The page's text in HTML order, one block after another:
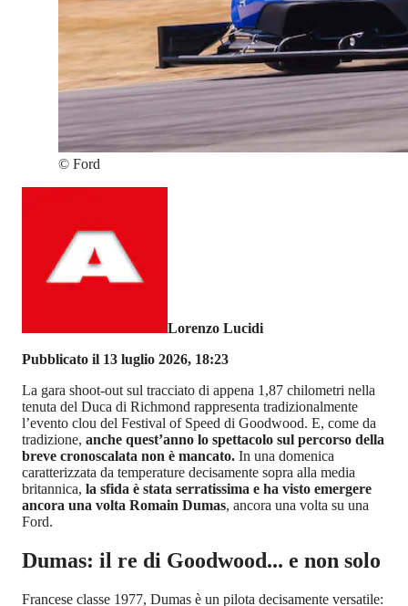
© Ford
Lorenzo Lucidi
Pubblicato il 13 luglio 2026, 18:23
La gara shoot-out sul tracciato di appena 1,87 chilometri nella
tenuta del Duca di Richmond rappresenta tradizionalmente
l’evento clou del Festival of Speed di Goodwood. E, come da
tradizione, anche quest’anno lo spettacolo sul percorso della
breve cronoscalata non è mancato. In una domenica
caratterizzata da temperature decisamente sopra alla media
britannica, la sfida è stata serratissima e ha visto emergere
ancora una volta Romain Dumas, ancora una volta su una
Ford.
Dumas: il re di Goodwood... e non solo
Francese classe 1977, Dumas è un pilota decisamente versatile: